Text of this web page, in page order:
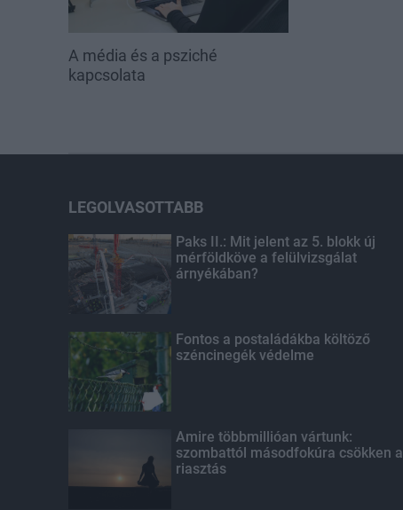
A média és a psziché
kapcsolata
LEGOLVASOTTABB
Paks II.: Mit jelent az 5. blokk új
mérföldköve a felülvizsgálat
árnyékában?
Fontos a postaládákba költöző
széncinegék védelme
Amire többmillióan vártunk:
szombattól másodfokúra csökken a
riasztás